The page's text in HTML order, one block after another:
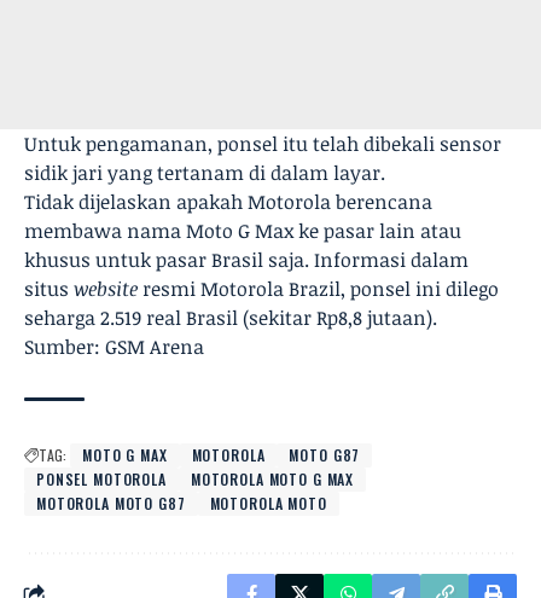
Untuk pengamanan, ponsel itu telah dibekali sensor
sidik jari yang tertanam di dalam layar.
Tidak dijelaskan apakah Motorola berencana
membawa nama Moto G Max ke pasar lain atau
khusus untuk pasar Brasil saja. Informasi dalam
situs website resmi Motorola Brazil, ponsel ini dilego
seharga 2.519 real Brasil (sekitar Rp8,8 jutaan).
Sumber: GSM Arena
TAG: MOTO G MAX MOTOROLA
MOTO G87
PONSEL MOTOROLA
MOTOROLA MOTO G MAX
MOTOROLA MOTO G87
MOTOROLA MOTO